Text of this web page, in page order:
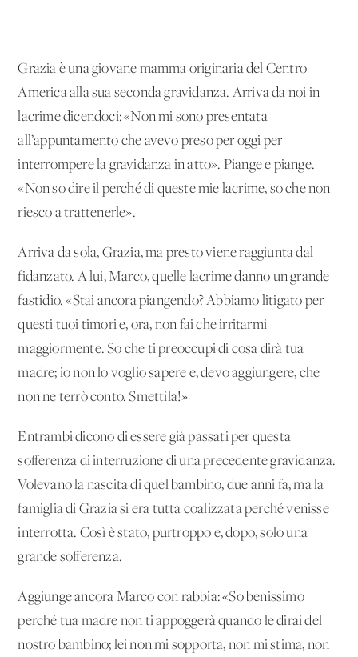
Grazia è una giovane mamma originaria del Centro
America alla sua seconda gravidanza. Arriva da noi in
lacrime dicendoci: «Non mi sono presentata
all’appuntamento che avevo preso per oggi per
interrompere la gravidanza in atto». Piange e piange.
«Non so dire il perché di queste mie lacrime, so che non
riesco a trattenerle».
Arriva da sola, Grazia, ma presto viene raggiunta dal
fidanzato. A lui, Marco, quelle lacrime danno un grande
fastidio. «Stai ancora piangendo? Abbiamo litigato per
questi tuoi timori e, ora, non fai che irritarmi
maggiormente. So che ti preoccupi di cosa dirà tua
madre; io non lo voglio sapere e, devo aggiungere, che
non ne terrò conto. Smettila!»
Entrambi dicono di essere già passati per questa
sofferenza di interruzione di una precedente gravidanza.
Volevano la nascita di quel bambino, due anni fa, ma la
famiglia di Grazia si era tutta coalizzata perché venisse
interrotta. Così è stato, purtroppo e, dopo, solo una
grande sofferenza.
Aggiunge ancora Marco con rabbia: «So benissimo
perché tua madre non ti appoggerà quando le dirai del
nostro bambino; lei non mi sopporta, non mi stima, non